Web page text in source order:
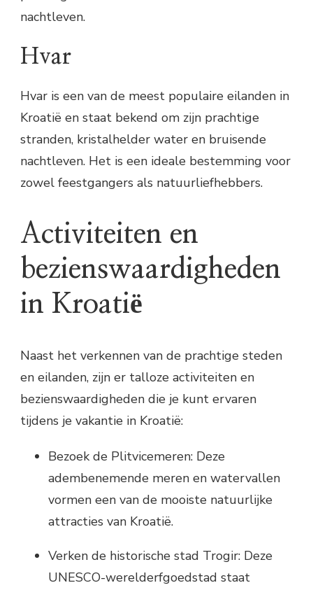
nachtleven.
Hvar
Hvar is een van de meest populaire eilanden in
Kroatië en staat bekend om zijn prachtige
stranden, kristalhelder water en bruisende
nachtleven. Het is een ideale bestemming voor
zowel feestgangers als natuurliefhebbers.
Activiteiten en
bezienswaardigheden
in Kroatië
Naast het verkennen van de prachtige steden
en eilanden, zijn er talloze activiteiten en
bezienswaardigheden die je kunt ervaren
tijdens je vakantie in Kroatië:
Bezoek de Plitvicemeren: Deze
adembenemende meren en watervallen
vormen een van de mooiste natuurlijke
attracties van Kroatië.
Verken de historische stad Trogir: Deze
UNESCO-werelderfgoedstad staat